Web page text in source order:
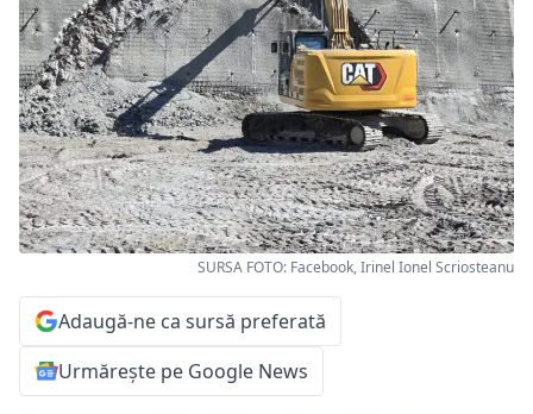
SURSA FOTO: Facebook, Irinel Ionel Scriosteanu
Adaugă-ne ca sursă preferată
Urmărește pe Google News